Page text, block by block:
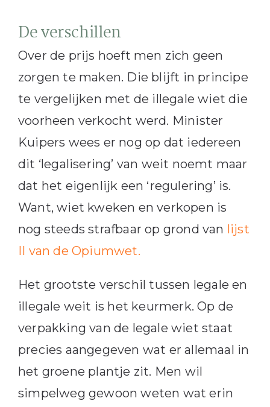
De verschillen
Over de prijs hoeft men zich geen
zorgen te maken. Die blijft in principe
te vergelijken met de illegale wiet die
voorheen verkocht werd. Minister
Kuipers wees er nog op dat iedereen
dit ‘legalisering’ van weit noemt maar
dat het eigenlijk een ‘regulering’ is.
Want, wiet kweken en verkopen is
nog steeds strafbaar op grond van lijst
II van de Opiumwet.
Het grootste verschil tussen legale en
illegale weit is het keurmerk. Op de
verpakking van de legale wiet staat
precies aangegeven wat er allemaal in
het groene plantje zit. Men wil
simpelweg gewoon weten wat erin